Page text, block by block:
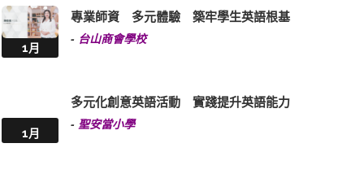
1月
專業師資 多元體驗 築牢學生英語根基
- 台山商會學校
1月
多元化創意英語活動 實踐提升英語能力
- 聖安當小學